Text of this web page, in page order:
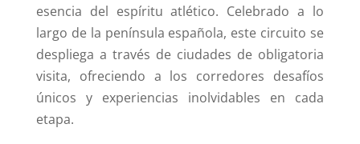
esencia del espíritu atlético. Celebrado a lo
largo de la península española, este circuito se
despliega a través de ciudades de obligatoria
visita, ofreciendo a los corredores desafíos
únicos y experiencias inolvidables en cada
etapa.